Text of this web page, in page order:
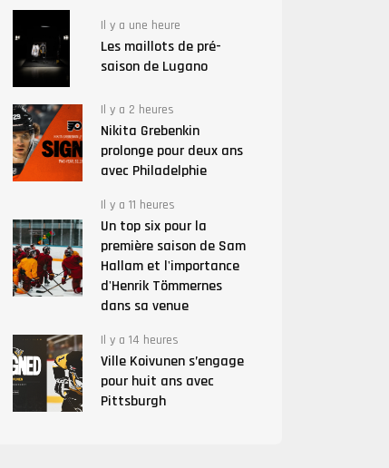
Il y a une heure
Les maillots de pré-
saison de Lugano
Il y a 2 heures
Nikita Grebenkin
prolonge pour deux ans
avec Philadelphie
Il y a 11 heures
Un top six pour la
première saison de Sam
Hallam et l'importance
d'Henrik Tömmernes
dans sa venue
Il y a 14 heures
Ville Koivunen s’engage
pour huit ans avec
Pittsburgh